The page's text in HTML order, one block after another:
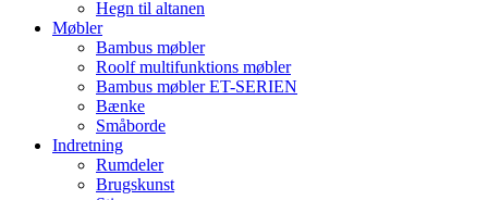
Hegn til altanen
Møbler
Bambus møbler
Roolf multifunktions møbler
Bambus møbler ET-SERIEN
Bænke
Småborde
Indretning
Rumdeler
Brugskunst